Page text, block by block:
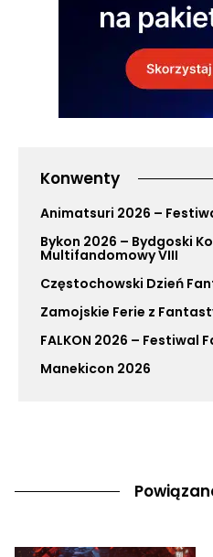
Konwenty
Animatsuri 2026 –
Bykon 2026 – Bydgoski
Multifandomowy VIII
Częstochowski Dzień
Zamojskie Ferie z
FALKON 2026 – Festiwal
Manekicon 2026